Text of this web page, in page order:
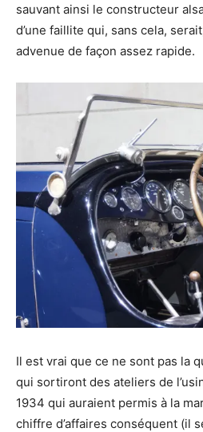
sauvant ainsi le constructeur
d’une faillite qui, sans cela,
advenue de façon assez rapide.
Il est vrai que ce ne sont pas la
qui sortiront des ateliers de
1934 qui auraient permis à la
chiffre d’affaires conséquent (il